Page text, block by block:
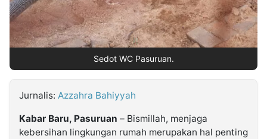
Follow
Kabarbaru
Sedot WC Pasuruan.
Jurnalis: Azzahra Bahiyyah
Kabar Baru, Pasuruan – Bismillah, menjaga
kebersihan lingkungan rumah merupakan hal penting